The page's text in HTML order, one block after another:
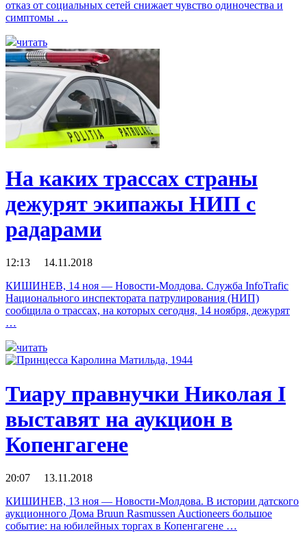
отказ от социальных сетей снижает чувство одиночества и
симптомы …
читать
На каких трассах страны
дежурят экипажы НИП с
радарами
12:13 14.11.2018
КИШИНЕВ, 14 ноя — Новости-Молдова. Служба InfoTrafic
Национального инспектората патрулирования (НИП)
сообщила о трассах, на которых сегодня, 14 ноября, дежурят
…
читать
Тиару правнучки Николая I
выставят на аукцион в
Копенгагене
20:07 13.11.2018
КИШИНЕВ, 13 ноя — Новости-Молдова. В истории датского
аукционного Дома Bruun Rasmussen Auctioneers большое
событие: на юбилейных торгах в Копенгагене …